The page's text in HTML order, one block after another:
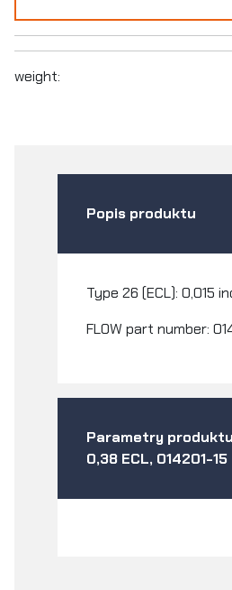
weight:
Popis produktu
Type 26 (ECL): 0,015
FLOW part number:
Parametry
0,38 ECL, 014201-15